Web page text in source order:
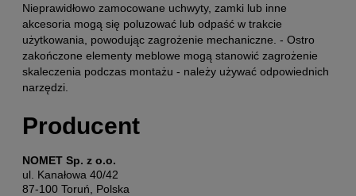
Nieprawidłowo zamocowane uchwyty, zamki lub inne
akcesoria mogą się poluzować lub odpaść w trakcie
użytkowania, powodując zagrożenie mechaniczne. - Ostro
zakończone elementy meblowe mogą stanowić zagrożenie
skaleczenia podczas montażu - należy używać odpowiednich
narzędzi.
Producent
NOMET Sp. z o.o.
ul. Kanałowa 40/42
87-100 Toruń, Polska